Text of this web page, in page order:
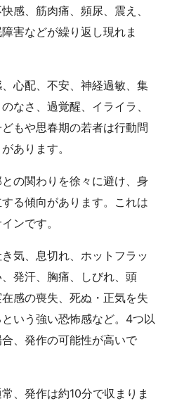
感、筋肉痛、頻尿、震え、
害などが繰り返し現れま
、心配、不安、神経過敏、集
なさ、過覚醒、イライラ、
もや思春期の若者は行動問
あります。
との関わりを徐々に避け、身
る傾向があります。これは
ンです。
き気、息切れ、ホットフラッ
発汗、胸痛、しびれ、頭
感の喪失、死ぬ・正気を失
いう強い恐怖感など。4つ以
合、発作の可能性が高いで
常、発作は約10分で収まりま